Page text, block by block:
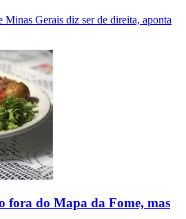
Minas Gerais diz ser de direita, aponta
fora do Mapa da Fome, mas